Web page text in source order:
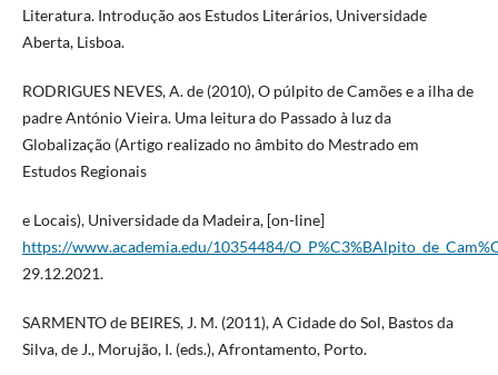
Literatura. Introdução aos Estudos Literários, Universidade
Aberta, Lisboa.
RODRIGUES NEVES, A. de (2010), O púlpito de Camões e a ilha de
padre António Vieira. Uma leitura do Passado à luz da
Globalização (Artigo realizado no âmbito do Mestrado em
Estudos Regionais
e Locais), Universidade da Madeira, [on-line]
https://www.academia.edu/10354484/
29.12.2021.
SARMENTO de BEIRES, J. M. (2011), A Cidade do Sol, Bastos da
Silva, de J., Morujão, I. (eds.), Afrontamento, Porto.